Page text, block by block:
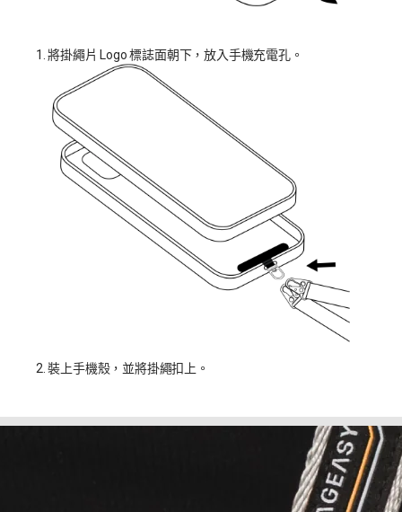
1. 將掛繩片 Logo 標誌面朝下，放入手機充電孔。
2. 裝上手機殼，並將掛繩扣上。